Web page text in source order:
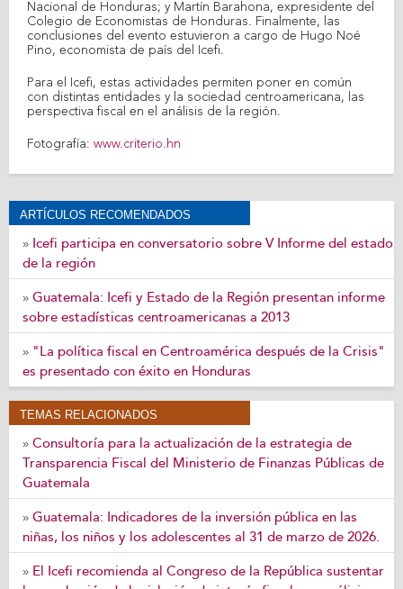
Nacional de Honduras; y Martín Barahona, expresidente del
Colegio de Economistas de Honduras. Finalmente, las
conclusiones del evento estuvieron a cargo de Hugo Noé
Pino, economista de país del Icefi.
Para el Icefi, estas actividades permiten poner en común
con distintas entidades y la sociedad centroamericana, las
perspectiva fiscal en el análisis de la región.
Fotografía: www.criterio.hn
ARTÍCULOS RECOMENDADOS
» Icefi participa en conversatorio sobre V Informe del estado
de la región
» Guatemala: Icefi y Estado de la Región presentan informe
sobre estadísticas centroamericanas a 2013
» "La política fiscal en Centroamérica después de la Crisis"
es presentado con éxito en Honduras
TEMAS RELACIONADOS
» Consultoría para la actualización de la estrategia de
Transparencia Fiscal del Ministerio de Finanzas Públicas de
Guatemala
» Guatemala: Indicadores de la inversión pública en las
niñas, los niños y los adolescentes al 31 de marzo de 2026.
» El Icefi recomienda al Congreso de la República sustentar